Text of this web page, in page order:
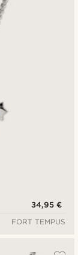
34,95 €
FORT TEMPUS